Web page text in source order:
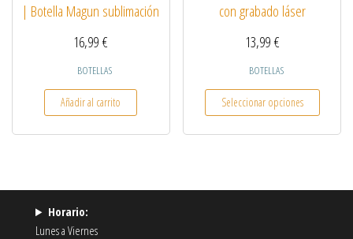
| Botella Magun sublimación
16,99€
BOTELLAS
Añadir al carrito
con grabado láser
13,99€
BOTELLAS
Seleccionar opciones
Este
Horario:
Lunes a Viernes